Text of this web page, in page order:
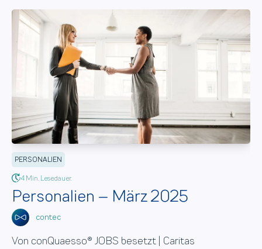
PERSONALIEN
4 Min. Lesedauer.
Personalien – März 2025
contec
Von conQuaesso® JOBS besetzt | Caritas